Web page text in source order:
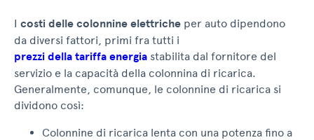
I costi delle colonnine elettriche per auto dipendono
da diversi fattori, primi fra tutti i
prezzi della tariffa energia stabilita dal fornitore del
servizio e la capacità della colonnina di ricarica.
Generalmente, comunque, le colonnine di ricarica si
dividono così:
Colonnine di ricarica lenta con una potenza fino a